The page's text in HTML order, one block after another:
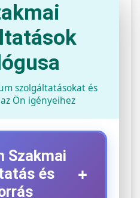
szolgáltatásokat és
Ön igényeihez
Szakmai
és
+